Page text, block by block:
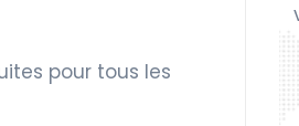
pour tous les